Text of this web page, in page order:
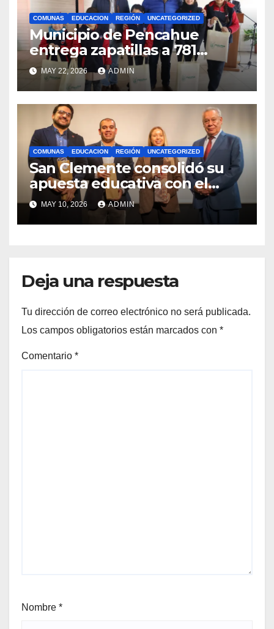
COMUNAS EDUCACION REGIÓN UNCATEGORIZED
Municipio de Pencahue
entrega zapatillas a 781
estudiantes con recursos del
Royalty Minero
MAY 22, 2026 ADMIN
COMUNAS EDUCACION REGIÓN UNCATEGORIZED
San Clemente consolidó su
apuesta educativa con el
lanzamiento del
Preuniversitario Brotes 2026
MAY 10, 2026 ADMIN
Deja una respuesta
Tu dirección de correo electrónico no será publicada.
Los campos obligatorios están marcados con *
Comentario *
Nombre *